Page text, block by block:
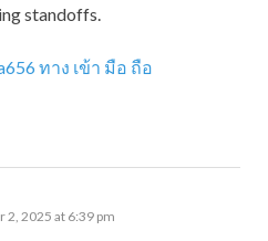
standoffs.
ทาง เข้า มือ ถือ
2, 2025 at 6:39 pm